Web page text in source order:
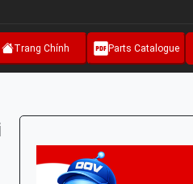
Trang Chính Parts Catalogue